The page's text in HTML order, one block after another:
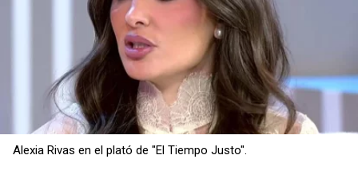
Alexia Rivas en el plató de "El Tiempo Justo".